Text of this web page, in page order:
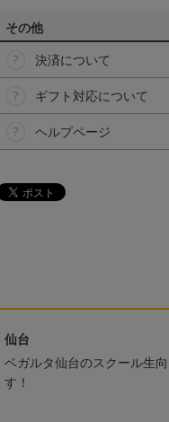
その他
決済について
ギフト対応について
ヘルプページ
仙台
ベガルタ仙台のスクール生
す！